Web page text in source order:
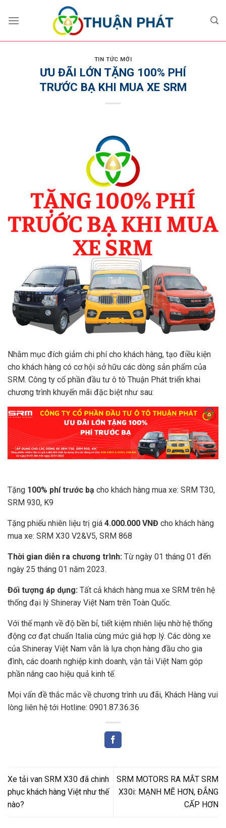
TIN TỨC MỚI
ƯU ĐÃI LỚN TẶNG 100% PHÍ
TRƯỚC BẠ KHI MUA XE SRM
Nhằm mục đích giảm chi phí cho khách hàng, tạo điều kiện
cho khách hàng có cơ hội sở hữu các dòng sản phẩm của
SRM. Công ty cổ phần đầu tư ô tô Thuận Phát triển khai
chương trình khuyến mãi đặc biệt như sau:
Tặng 100% phí trước bạ cho khách hàng mua xe: SRM T30,
SRM 930, K9
Tặng phiếu nhiên liệu trị giá 4.000.000 VNĐ cho khách hàng
mua xe: SRM X30 V2&V5, SRM 868
Thời gian diễn ra chương trình: Từ ngày 01 tháng 01 đến
ngày 25 tháng 01 năm 2023.
Đối tượng áp dụng: Tất cả khách hàng mua xe SRM trên hệ
thống đại lý Shineray Việt Nam trên Toàn Quốc.
Với thế mạnh về độ bền bỉ, tiết kiệm nhiên liệu nhờ hệ thống
động cơ đạt chuẩn Italia cùng mức giá hợp lý. Các dòng xe
của Shineray Việt Nam vẫn là lựa chọn hàng đầu cho gia
đình, các doanh nghiệp kinh doanh, vận tải Việt Nam góp
phần nâng cao hiệu quả kinh tế.
Mọi vấn đề thắc mắc về chương trình ưu đãi, Khách Hàng vui
lòng liên hệ tới Hotline: 0901.87.36.36
Xe tải van SRM X30 đã chinh
phục khách hàng Việt như thế
nào?
SRM MOTORS RA MẮT SRM
X30i: MẠNH MẼ HƠN, ĐẲNG
CẤP HƠN